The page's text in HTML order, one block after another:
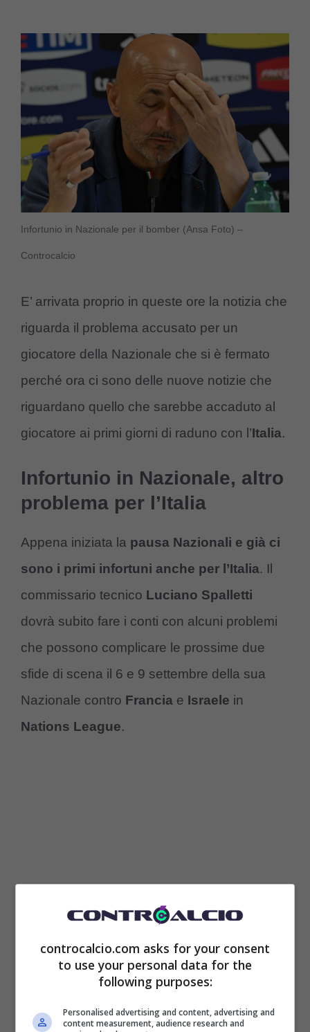
Infortunio in Nazionale per il bomber (Ansa Foto) –
Controcalcio
E’ arrivata proprio in queste ore la notizia che
riguarda il problema accusato per un
giocatore della Nazionale che si è fermato
perché ora ci sono delle nuove notizie che
riguardano quello che sarebbe accaduto al
giocatore ai primi giorni di raduno con l’Italia.
Infortunio in Nazionale, altro
problema per l’Italia
Appena iniziata la pausa Nazionali e già ci
sono i primi infortuni anche per l’Italia. Il
commissario tecnico Luciano Spalletti
dovrà subito fare i conti con alcuni problemi
che possono complicare le prossime due
sfide di scena il 6 e 9 settembre della sua
Nazionale contro Francia e Israele in
Nations League.
controcalcio.com asks for your consent
to use your personal data for the
following purposes:
Personalised advertising and content, advertising and
content measurement, audience research and